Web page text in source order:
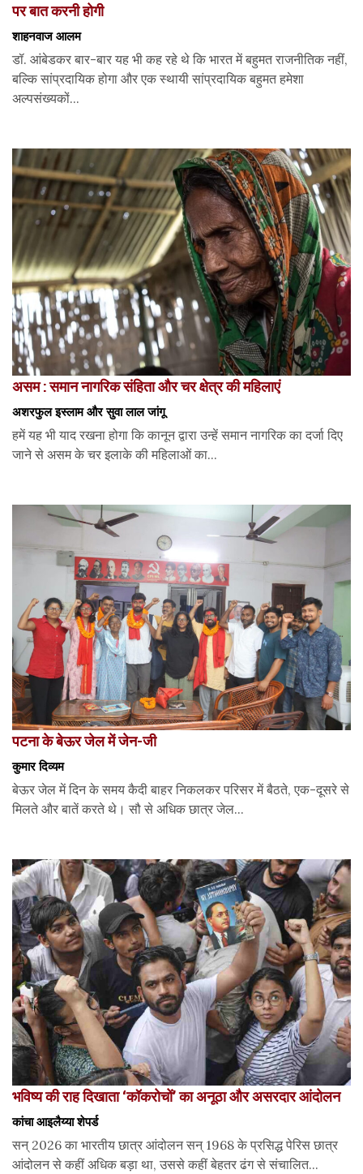
पर बात करनी होगी
शाहनवाज आलम
डॉ. आंबेडकर बार-बार यह भी कह रहे थे कि भारत में बहुमत राजनीतिक नहीं,
बल्कि सांप्रदायिक होगा और एक स्थायी सांप्रदायिक बहुमत हमेशा
अल्पसंख्यकों...
असम : समान नागरिक संहिता और चर क्षेत्र की महिलाएं
अशरफुल इस्लाम और सुवा लाल जांगू
हमें यह भी याद रखना होगा कि कानून द्वारा उन्हें समान नागरिक का दर्जा दिए
जाने से असम के चर इलाके की महिलाओं का...
पटना के बेऊर जेल में जेन-जी
कुमार दिव्यम
बेऊर जेल में दिन के समय कैदी बाहर निकलकर परिसर में बैठते, एक-दूसरे से
मिलते और बातें करते थे। सौ से अधिक छात्र जेल...
भविष्य की राह दिखाता ‘कॉकरोचों’ का अनूठा और असरदार आंदोलन
कांचा आइलैय्या शेपर्ड
सन् 2026 का भारतीय छात्र आंदोलन सन् 1968 के प्रसिद्ध पेरिस छात्र
आंदोलन से कहीं अधिक बड़ा था, उससे कहीं बेहतर ढंग से संचालित...